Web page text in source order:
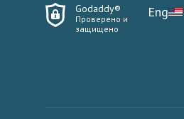
Godaddy®
Проверено и
защищено
Eng